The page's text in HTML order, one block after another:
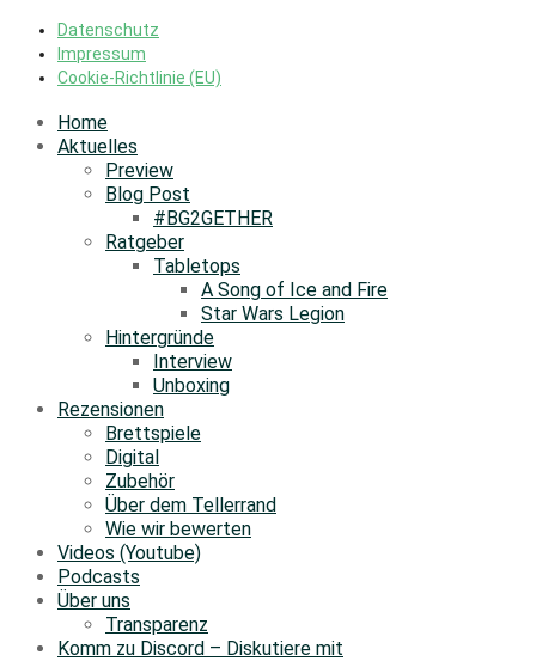
Datenschutz
Impressum
Cookie-Richtlinie (EU)
Home
Aktuelles
Preview
Blog Post
#BG2GETHER
Ratgeber
Tabletops
A Song of Ice and Fire
Star Wars Legion
Hintergründe
Interview
Unboxing
Rezensionen
Brettspiele
Digital
Zubehör
Über dem Tellerrand
Wie wir bewerten
Videos (Youtube)
Podcasts
Über uns
Transparenz
Komm zu Discord – Diskutiere mit